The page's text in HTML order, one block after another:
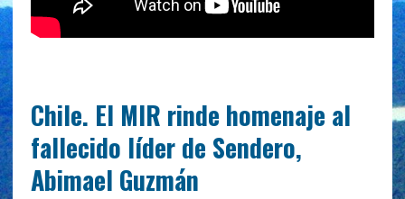
Chile. El MIR rinde homenaje al
fallecido líder de Sendero,
Abimael Guzmán